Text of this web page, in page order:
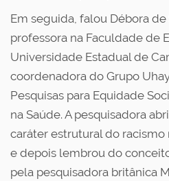
Em seguida, falou Débora de
professora na Faculdade de
Universidade Estadual de
coordenadora do Grupo
Pesquisas para Equidade
na Saúde. A pesquisadora
caráter estrutural do racismo
e depois lembrou do
pela pesquisadora britânica